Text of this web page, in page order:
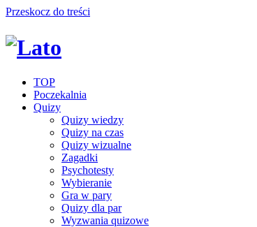
Przeskocz do treści
TOP
Poczekalnia
Quizy
Quizy wiedzy
Quizy na czas
Quizy wizualne
Zagadki
Psychotesty
Wybieranie
Gra w pary
Quizy dla par
Wyzwania quizowe